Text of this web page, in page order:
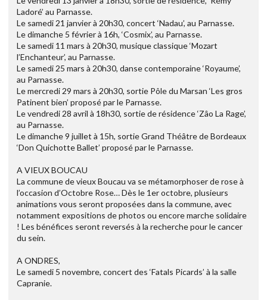
Ladoré’ au Parnasse.
Le samedi 21 janvier à 20h30, concert ‘Nadau’, au Parnasse.
Le dimanche 5 février à 16h, ‘Cosmix’, au Parnasse.
Le samedi 11 mars à 20h30, musique classique ‘Mozart
l’Enchanteur’, au Parnasse.
Le samedi 25 mars à 20h30, danse contemporaine ‘Royaume’,
au Parnasse.
Le mercredi 29 mars à 20h30, sortie Pôle du Marsan ‘Les gros
Patinent bien’ proposé par le Parnasse.
Le vendredi 28 avril à 18h30, sortie de résidence ‘Zâo La Rage’,
au Parnasse.
Le dimanche 9 juillet à 15h, sortie Grand Théâtre de Bordeaux
‘Don Quichotte Ballet’ proposé par le Parnasse.
A VIEUX BOUCAU
La commune de vieux Boucau va se métamorphoser de rose à
l’occasion d’Octobre Rose… Dès le 1er octobre, plusieurs
animations vous seront proposées dans la commune, avec
notamment expositions de photos ou encore marche solidaire
! Les bénéfices seront reversés à la recherche pour le cancer
du sein.
A ONDRES,
Le samedi 5 novembre, concert des ‘Fatals Picards’ à la salle
Capranie.